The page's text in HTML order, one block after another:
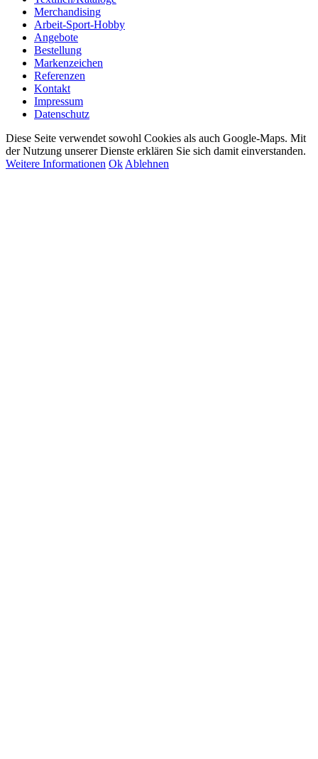
Merchandising
Arbeit-Sport-Hobby
Angebote
Bestellung
Markenzeichen
Referenzen
Kontakt
Impressum
Datenschutz
Diese Seite verwendet sowohl Cookies als auch Google-Maps. Mit
der Nutzung unserer Dienste erklären Sie sich damit einverstanden.
Weitere Informationen Ok Ablehnen